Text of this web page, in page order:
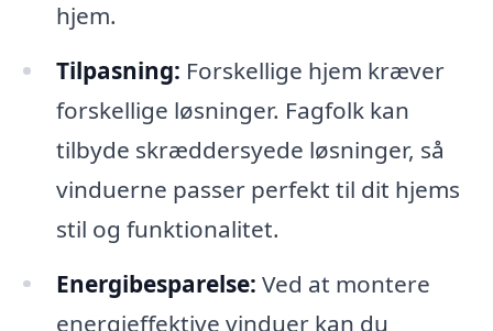
hjem.
Tilpasning: Forskellige hjem kræver
forskellige løsninger. Fagfolk kan
tilbyde skræddersyede løsninger, så
vinduerne passer perfekt til dit hjems
stil og funktionalitet.
Energibesparelse: Ved at montere
energieffektive vinduer kan du